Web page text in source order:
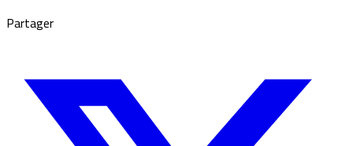
Partager